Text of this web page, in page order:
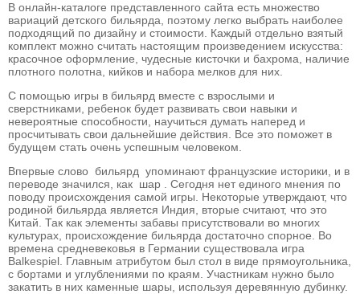
В онлайн-каталоге представленного сайта есть множество
вариаций детского бильярда, поэтому легко выбрать наиболее
подходящий по дизайну и стоимости. Каждый отдельно взятый
комплект можно считать настоящим произведением искусства:
красочное оформление, чудесные кисточки и бахрома, наличие
плотного полотна, кийков и набора мелков для них.
С помощью игры в бильярд вместе с взрослыми и
сверстниками, ребенок будет развивать свои навыки и
невероятные способности, научиться думать наперед и
просчитывать свои дальнейшие действия. Все это поможет в
будущем стать очень успешным человеком.
Впервые слово бильярд упоминают французские историки, и в
переводе значился, как шар . Сегодня нет единого мнения по
поводу происхождения самой игры. Некоторые утверждают, что
родиной бильярда является Индия, вторые считают, что это
Китай. Так как элементы забавы присутствовали во многих
культурах, происхождение бильярда достаточно спорное. Во
времена средневековья в Германии существовала игра
Balkespiel. Главным атрибутом был стол в виде прямоугольника,
с бортами и углублениями по краям. Участникам нужно было
закатить в них каменные шары, используя деревянную дубинку.